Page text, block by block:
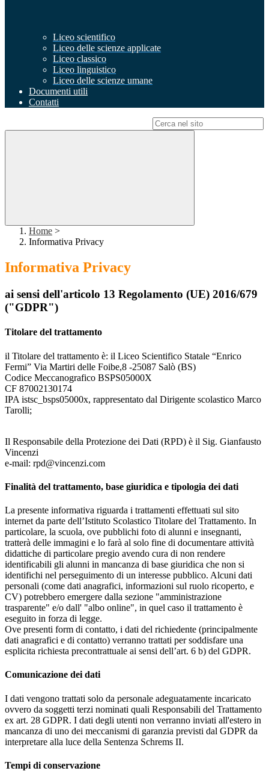
Liceo scientifico
Liceo delle scienze applicate
Liceo classico
Liceo linguistico
Liceo delle scienze umane
Documenti utili
Contatti
Home >
Informativa Privacy
Informativa Privacy
ai sensi dell'articolo 13 Regolamento (UE) 2016/679
("GDPR")
Titolare del trattamento
il Titolare del trattamento è: il Liceo Scientifico Statale “Enrico
Fermi” Via Martiri delle Foibe,8 -25087 Salò (BS)
Codice Meccanografico BSPS05000X
CF 87002130174
IPA istsc_bsps05000x, rappresentato dal Dirigente scolastico Marco
Tarolli;
Il Responsabile della Protezione dei Dati (RPD) è il Sig. Gianfausto
Vincenzi
e-mail: rpd@vincenzi.com
Finalità del trattamento, base giuridica e tipologia dei dati
La presente informativa riguarda i trattamenti effettuati sul sito
internet da parte dell’Istituto Scolastico Titolare del Trattamento. In
particolare, la scuola, ove pubblichi foto di alunni e insegnanti,
tratterà delle immagini e lo farà al solo fine di documentare attività
didattiche di particolare pregio avendo cura di non rendere
identificabili gli alunni in mancanza di base giuridica che non si
identifichi nel perseguimento di un interesse pubblico. Alcuni dati
personali (come dati anagrafici, informazioni sul ruolo ricoperto, e
CV) potrebbero emergere dalla sezione "amministrazione
trasparente" e/o dall' "albo online", in quel caso il trattamento è
eseguito in forza di legge.
Ove presenti form di contatto, i dati del richiedente (principalmente
dati anagrafici e di contatto) verranno trattati per soddisfare una
esplicita richiesta precontrattuale ai sensi dell’art. 6 b) del GDPR.
Comunicazione dei dati
I dati vengono trattati solo da personale adeguatamente incaricato
ovvero da soggetti terzi nominati quali Responsabili del Trattamento
ex art. 28 GDPR. I dati degli utenti non verranno inviati all'estero in
mancanza di uno dei meccanismi di garanzia previsti dal GDPR da
interpretare alla luce della Sentenza Schrems II.
Tempi di conservazione